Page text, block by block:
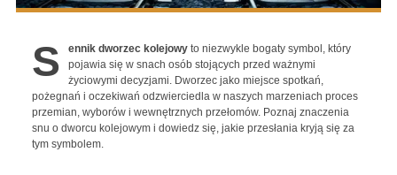
S ennik dworzec kolejowy to niezwykle bogaty symbol, który
pojawia się w snach osób stojących przed ważnymi
życiowymi decyzjami. Dworzec jako miejsce spotkań,
pożegnań i oczekiwań odzwierciedla w naszych marzeniach proces
przemian, wyborów i wewnętrznych przełomów. Poznaj znaczenia
snu o dworcu kolejowym i dowiedz się, jakie przesłania kryją się za
tym symbolem.